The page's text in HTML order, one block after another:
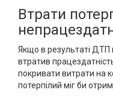
Втрати
Якщо в результаті ДТП
втратив
покривати витрати на
потерпілий міг би